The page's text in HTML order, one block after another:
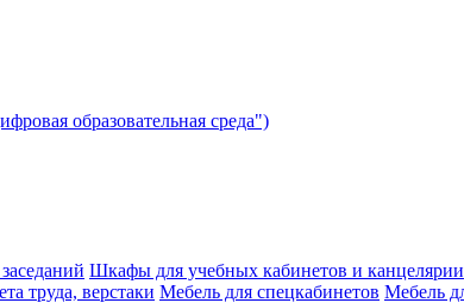
образовательная среда")
Шкафы для учебных кабинетов и канцелярии
труда, верстаки Мебель для спецкабинетов Мебель